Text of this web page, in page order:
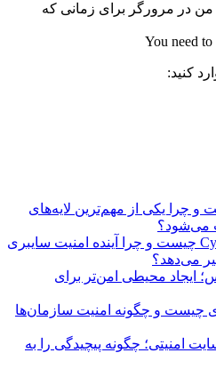
من در مرورگر برای زمانی که
You need to
کنید:
و چرا یکی از مهم‌ترین لایه‌های
می‌شود؟
قانون Cyber Resilience Act چیست و چرا آینده امنیت سایبری
می‌دهد؟
ایجاد محیطی امن‌تر برای
چیست و چگونه امنیت سازمان‌ها
امنیتی؛ چگونه پیچیدگی را به